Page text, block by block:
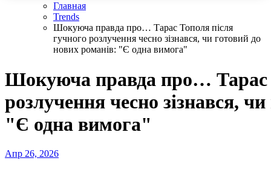
Главная
Trends
Шокуюча правда про… Тарас Тополя після
гучного розлучення чесно зізнався, чи готовий до
нових романів: "Є одна вимога"
Шокуюча правда про… Тарас
розлучення чесно зізнався,
"Є одна вимога"
Апр 26, 2026